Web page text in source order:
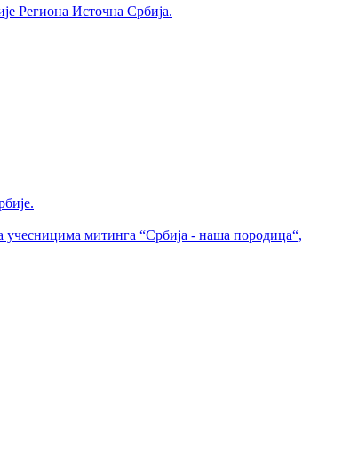
Региона Источна Србија.
митинга “Србија - наша породица“,